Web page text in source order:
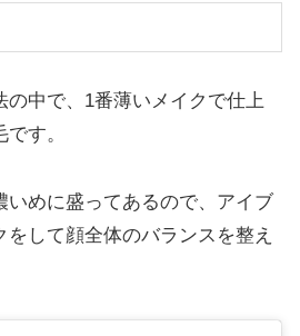
の中で、1番薄いメイクで仕上
す。
いめに盛ってあるので、アイブ
をして顔全体のバランスを整え